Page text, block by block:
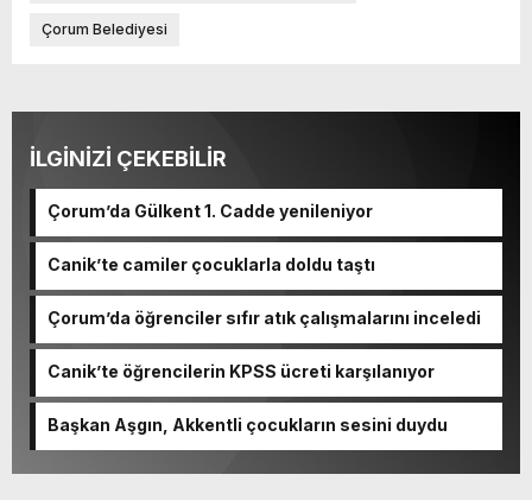
Çorum Belediyesi
İLGİNİZİ ÇEKEBİLİR
Çorum’da Gülkent 1. Cadde yenileniyor
Canik’te camiler çocuklarla doldu taştı
Çorum’da öğrenciler sıfır atık çalışmalarını inceledi
Canik’te öğrencilerin KPSS ücreti karşılanıyor
Başkan Aşgın, Akkentli çocukların sesini duydu